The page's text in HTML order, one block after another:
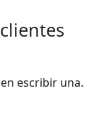
escribir una.